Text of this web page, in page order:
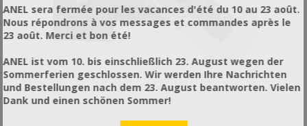
ANEL sera fermée pour les vacances d'été du 10 au 23 août.
Nous répondrons à vos messages et commandes après le
23 août. Merci et bon été!
ANEL ist vom 10. bis einschließlich 23. August wegen der
Sommerferien geschlossen. Wir werden Ihre Nachrichten
und Bestellungen nach dem 23. August beantworten. Vielen
Dank und einen schönen Sommer!